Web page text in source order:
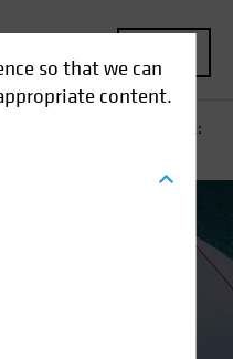
so that we can
content.
Halbjahresausblick: